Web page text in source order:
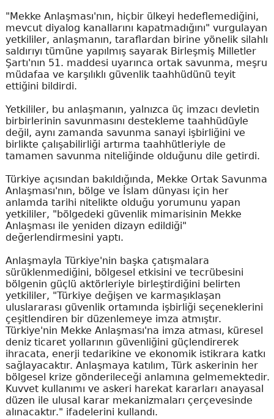
"Mekke Anlaşması'nın, hiçbir ülkeyi hedeflemediğini,
mevcut diyalog kanallarını kapatmadığını" vurgulayan
yetkililer, anlaşmanın, taraflardan birine yönelik silahlı
saldırıyı tümüne yapılmış sayarak Birleşmiş Milletler
Şartı'nın 51. maddesi uyarınca ortak savunma, meşru
müdafaa ve karşılıklı güvenlik taahhüdünü teyit
ettiğini bildirdi.
Yetkililer, bu anlaşmanın, yalnızca üç imzacı devletin
birbirlerinin savunmasını destekleme taahhüdüyle
değil, aynı zamanda savunma sanayi işbirliğini ve
birlikte çalışabilirliği artırma taahhütleriyle de
tamamen savunma niteliğinde olduğunu dile getirdi.
Türkiye açısından bakıldığında, Mekke Ortak Savunma
Anlaşması'nın, bölge ve İslam dünyası için her
anlamda tarihi nitelikte olduğu yorumunu yapan
yetkililer, "bölgedeki güvenlik mimarisinin Mekke
Anlaşması ile yeniden dizayn edildiği"
değerlendirmesini yaptı.
Anlaşmayla Türkiye'nin başka çatışmalara
sürüklenmediğini, bölgesel etkisini ve tecrübesini
bölgenin güçlü aktörleriyle birleştirdiğini belirten
yetkililer, "Türkiye değişen ve karmaşıklaşan
uluslararası güvenlik ortamında işbirliği seçeneklerini
çeşitlendiren bir düzenlemeye imza atmıştır.
Türkiye'nin Mekke Anlaşması'na imza atması, küresel
deniz ticaret yollarının güvenliğini güçlendirerek
ihracata, enerji tedarikine ve ekonomik istikrara katkı
sağlayacaktır. Anlaşmaya katılım, Türk askerinin her
bölgesel krize gönderileceği anlamına gelmemektedir.
Kuvvet kullanımı ve askeri harekat kararları anayasal
düzen ile ulusal karar mekanizmaları çerçevesinde
alınacaktır." ifadelerini kullandı.